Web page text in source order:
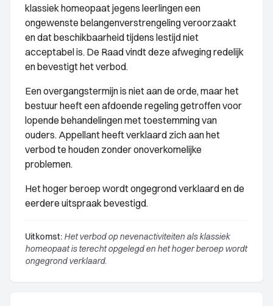
klassiek homeopaat jegens leerlingen een
ongewenste belangenverstrengeling veroorzaakt
en dat beschikbaarheid tijdens lestijd niet
acceptabel is. De Raad vindt deze afweging redelijk
en bevestigt het verbod.
Een overgangstermijn is niet aan de orde, maar het
bestuur heeft een afdoende regeling getroffen voor
lopende behandelingen met toestemming van
ouders. Appellant heeft verklaard zich aan het
verbod te houden zonder onoverkomelijke
problemen.
Het hoger beroep wordt ongegrond verklaard en de
eerdere uitspraak bevestigd.
Uitkomst: Het verbod op nevenactiviteiten als klassiek
homeopaat is terecht opgelegd en het hoger beroep wordt
ongegrond verklaard.